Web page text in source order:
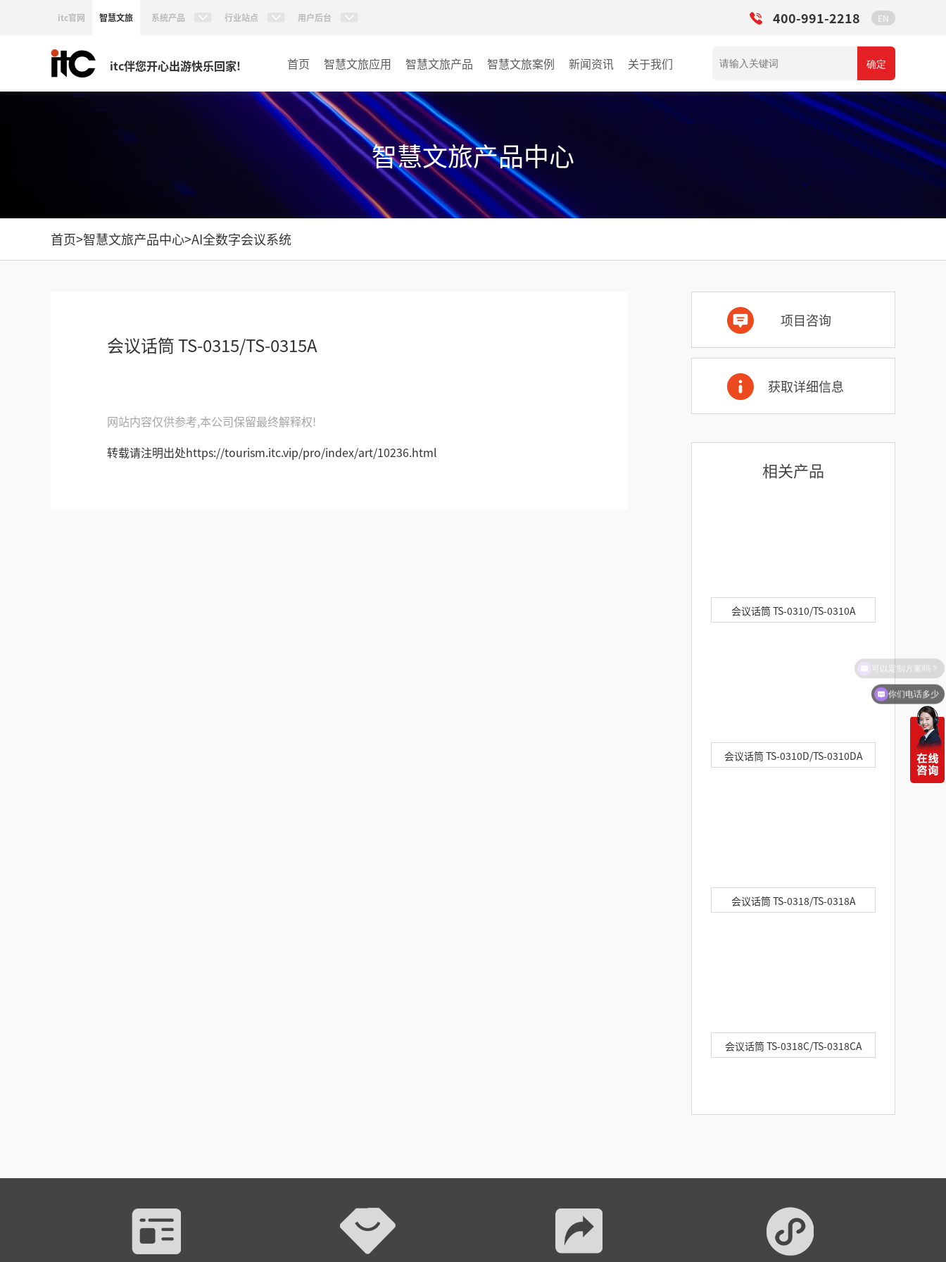
itc官网 智慧文旅 系统产品 行业站点 用户后台 400-991-2218 EN
itc伴您开心出游快乐回家! 首页 智慧文旅应用 智慧文旅产品
77IP广播
AI智慧88广播系统
KVM坐席管理系统
AI智慧分布式系统
智慧文旅案例
酒店
交通
其它
新闻资讯 关于我们 确定
智慧文旅产品中心
首页>智慧文旅产品中心>AI全数字会议系统
会议话筒 TS-0315/TS-0315A
网站内容仅供参考,本公司保留最终解释权!
转载请注明出处https://tourism.itc.vip/pro/index/art/10236.html
项目咨询
获取详细信息
相关产品
会议话筒 TS-0310/TS-0310A
会议话筒 TS-0310D/TS-0310DA
会议话筒 TS-0318/TS-0318A
会议话筒 TS-0318C/TS-0318CA
你们电话多少
可以定制方案吗？